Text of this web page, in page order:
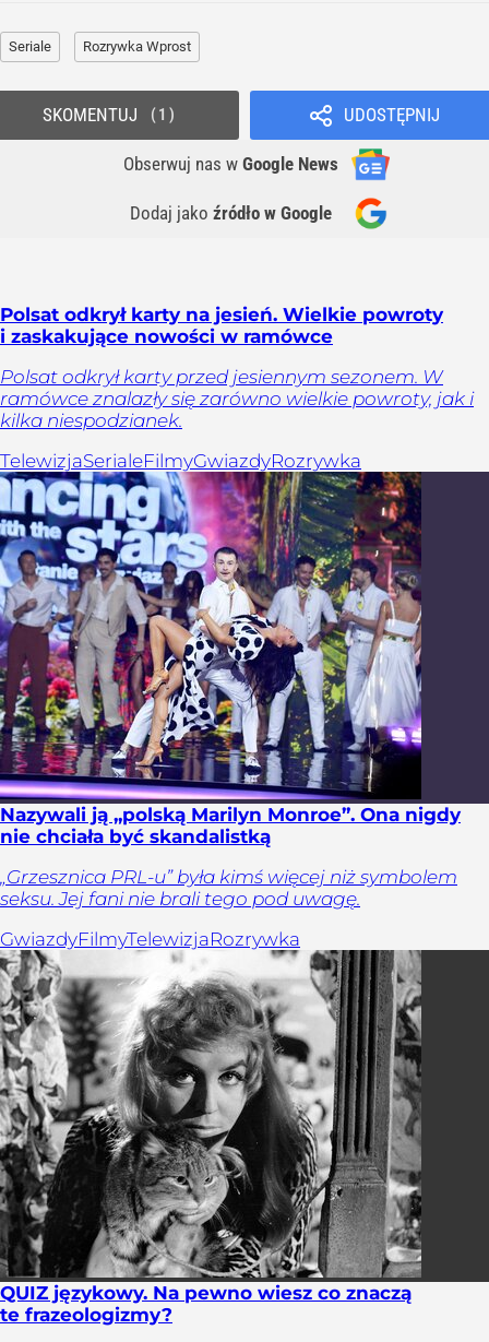
Seriale Rozrywka Wprost
UDOSTĘPNIJ
Obserwuj nas w Google News
Dodaj jako źródło w Google
SKOMENTUJ 1
Polsat odkrył karty na jesień. Wielkie powroty
i zaskakujące nowości w ramówce
Polsat odkrył karty przed jesiennym sezonem. W
ramówce znalazły się zarówno wielkie powroty, jak i
kilka niespodzianek.
TelewizjaSerialeFilmyGwiazdyRozrywka
Nazywali ją „polską Marilyn Monroe”. Ona nigdy
nie chciała być skandalistką
„Grzesznica PRL-u” była kimś więcej niż symbolem
seksu. Jej fani nie brali tego pod uwagę.
GwiazdyFilmyTelewizjaRozrywka
QUIZ językowy. Na pewno wiesz co znaczą
te frazeologizmy?